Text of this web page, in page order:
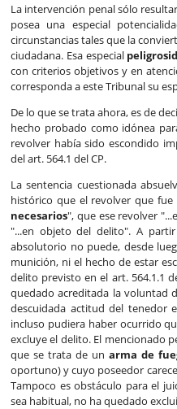
La intervención penal sólo
posea una especial
circunstancias tales que la
ciudadana. Esa especial
con criterios objetivos y en
corresponda a este Tribunal su
De lo que se trata ahora, es de
hecho probado como idónea
revolver había sido escondido
del art. 564.1 del CP.
La sentencia cuestionada
histórico que el revolver que fue
necesarios", que ese revolver
"...en objeto del delito". A
absolutorio no puede, desde
munición, ni el hecho de estar
delito previsto en el art. 564.1.1
quedado acreditada la voluntad
descuidada actitud del tenedor
incluso pudiera haber ocurrido
excluye el delito. El mencionado
que se trata de unarma de
oportuno) y cuyo poseedor
Tampoco es obstáculo para el
sea habitual, no ha quedado